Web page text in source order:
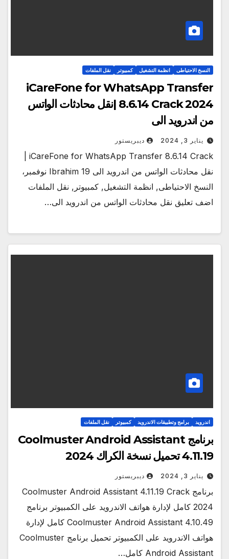
النسخ الاحتياطى انظمة التشغيل كمبيوتر نقل الملفات
iCareFone for WhatsApp Transfer
8.6.14 Crack 2024 |نقل محادثات الواتس
من اندرويد الى
يناير 3, 2024 ديبريستور
نقل محادثات الواتس من اندرويد الى Ibrahim 19 نوفمبر،
النسخ الاحتياطى, انظمة التشغيل, كمبيوتر, نقل الملفات
اضف تعليق نقل محادثات الواتس من اندرويد الى…
اندرويد برامج وتطبيقات الاندرويد كمبيوتر نقل الملفات
برنامج Coolmuster Android Assistant
4.11.19 تحميل نسخة الكراك 2024
يناير 3, 2024 ديبريستور
برنامج Coolmuster Android Assistant 4.11.19 Crack
2024 كامل لإدارة هواتف الاندرويد على الكمبيوتر برنامج
Coolmuster Android Assistant 4.10.49 كامل لإدارة
هواتف الاندرويد على الكمبيوتر تحميل برنامج Coolmuster
Android Assistant كامل…